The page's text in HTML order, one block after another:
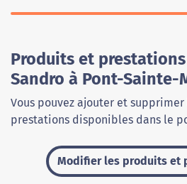
Produits et
Sandro à Pont-Sainte-
Vous pouvez ajouter et
prestations disponibles dans le
Modifier les produits et